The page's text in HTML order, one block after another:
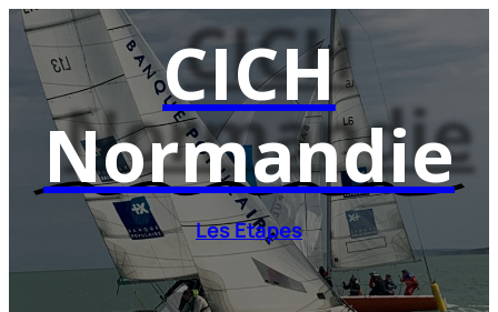
Aller
au
contenu
CICH
Normandie
Les Etapes